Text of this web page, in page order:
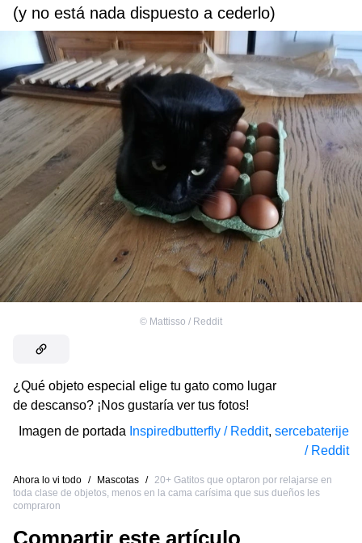
(y no está nada dispuesto a cederlo)
© Mattisso / Reddit
¿Qué objeto especial elige tu gato como lugar
de descanso? ¡Nos gustaría ver tus fotos!
Imagen de portada Inspiredbutterfly / Reddit, sercebaterije
/ Reddit
Ahora lo vi todo / Mascotas /
20+ Gatitos que optaron por relajarse en
toda clase de objetos, menos en la cama carísima que sus dueños les
compraron
Compartir este artículo